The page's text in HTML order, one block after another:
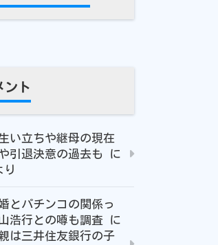
ント
い立ちや継母の現在
引退決意の過去も
に
り
とパチンコの関係っ
浩行との噂も調査 に
は三井住友銀行の子